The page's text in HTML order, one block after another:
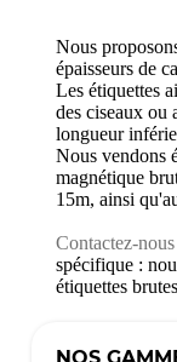
Nous
épaisseurs de
Les étiquettes
des ciseaux ou
longueur
Nous vendons
magnétique
15m, ainsi
Contactez-nous
spécifique :
étiquettes